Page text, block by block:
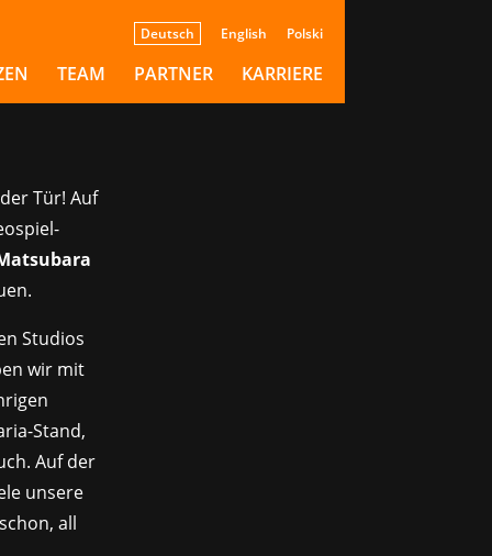
Deutsch English Polski
TEAM PARTNER KARRIERE
Tür! Auf
Studios
wir mit
Stand,
Auf der
unsere
all